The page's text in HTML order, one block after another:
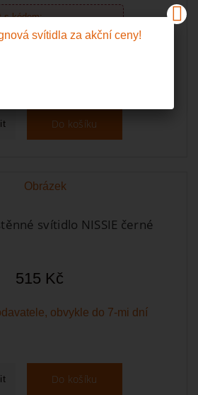
s kódem:
Do košíku
svítidlo NISSIE černé
515 Kč
obvykle do 7-mi dní
Do košíku